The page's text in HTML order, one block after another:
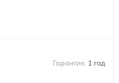
1 год